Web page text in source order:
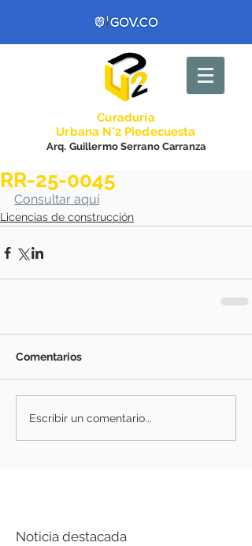
Curaduría
Urbana N°2 Piedecuesta
Arq. Guillermo Serrano Carranza
RR-25-0045
Consultar aquí
Licencias de construcción
Comentarios
Escribir un comentario...
Noticia destacada